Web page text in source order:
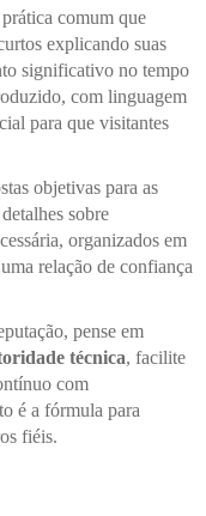
comum que
explicando suas
significativo no tempo
com linguagem
para que visitantes
objetivas para as
sobre
organizados em
relação de confiança
pense em
técnica, facilite
com
é a fórmula para
fiéis.